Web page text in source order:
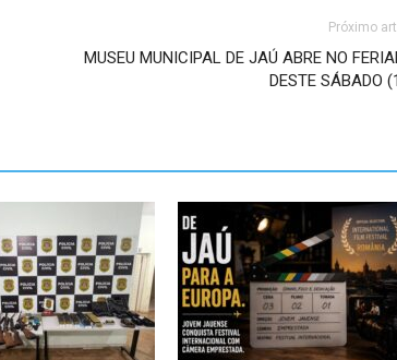
Próximo
MUSEU MUNICIPAL DE JAÚ ABRE NO
DESTE SÁBADO